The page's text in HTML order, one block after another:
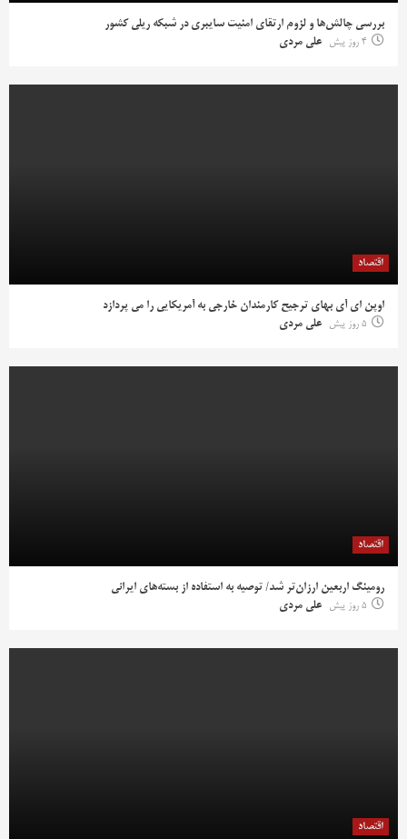
بررسی چالش‌ها و لزوم ارتقای امنیت سایبری در شبکه ریلی کشور
4 روز پیش
علی مردی
اقتصاد
اوپن ای آی بهای ترجیح کارمندان خارجی به آمریکایی را می پردازد
5 روز پیش
علی مردی
اقتصاد
رومینگ اربعین ارزان‌تر شد/ توصیه به استفاده از بسته‌های ایرانی
5 روز پیش
علی مردی
اقتصاد